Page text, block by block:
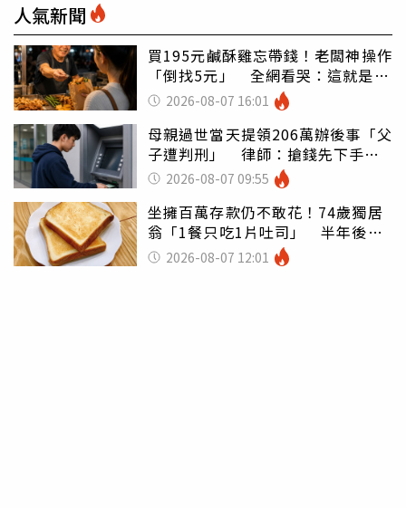
人氣新聞
買195元鹹酥雞忘帶錢！老闆神操作
「倒找5元」 全網看哭：這就是台
灣 2026-08-07 16:01
母親過世當天提領206萬辦後事「父
子遭判刑」 律師：搶錢先下手是
罪 2026-08-07 09:55
坐擁百萬存款仍不敢花！74歲獨居
翁「1餐只吃1片吐司」 半年後暴
瘦嚇壞女兒
2026-08-07 12:01